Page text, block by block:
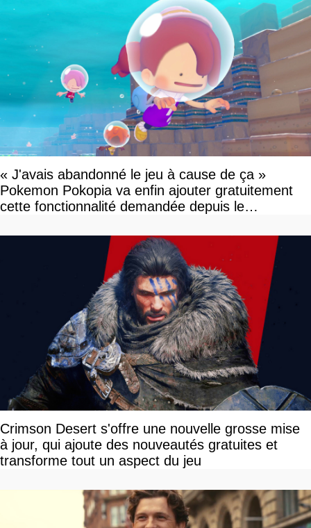
« J'avais abandonné le jeu à cause de ça »
Pokemon Pokopia va enfin ajouter gratuitement
cette fonctionnalité demandée depuis le
Crimson Desert s'offre une nouvelle grosse mise
à jour, qui ajoute des nouveautés gratuites et
transforme tout un aspect du jeu